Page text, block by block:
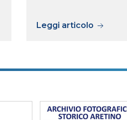
Leggi articolo